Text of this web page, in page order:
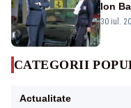
Ion
30 iul.
CATEGORII
Actualitate